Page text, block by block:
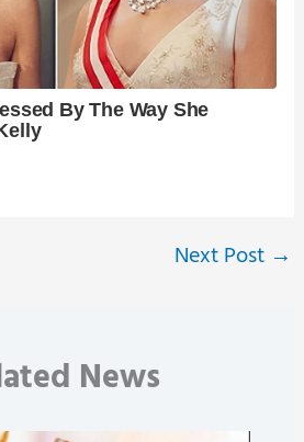
Next Post →
News